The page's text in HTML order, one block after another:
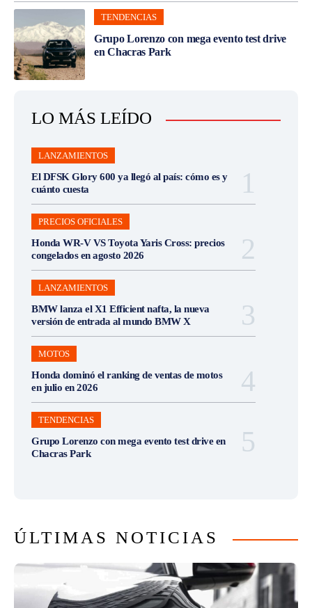
TENDENCIAS
Grupo Lorenzo con mega evento test drive
en Chacras Park
LO MÁS LEÍDO
LANZAMIENTOS
El DFSK Glory 600 ya llegó al país: cómo es y
cuánto cuesta
PRECIOS OFICIALES
Honda WR-V VS Toyota Yaris Cross: precios
congelados en agosto 2026
LANZAMIENTOS
BMW lanza el X1 Efficient nafta, la nueva
versión de entrada al mundo BMW X
MOTOS
Honda dominó el ranking de ventas de motos
en julio en 2026
TENDENCIAS
Grupo Lorenzo con mega evento test drive en
Chacras Park
ÚLTIMAS NOTICIAS